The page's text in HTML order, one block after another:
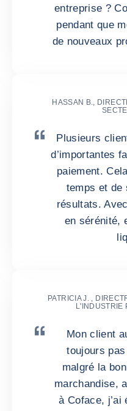
entreprise ?
pendant que
de nouveaux
HASSAN B.,
Plusieurs
d’importantes
paiement.
temps et de
résultats.
en sérénité,
PATRICIA J. ,
L'INDUSTRIE
Mon client
toujours
malgré la
marchandise,
à Coface, j’ai